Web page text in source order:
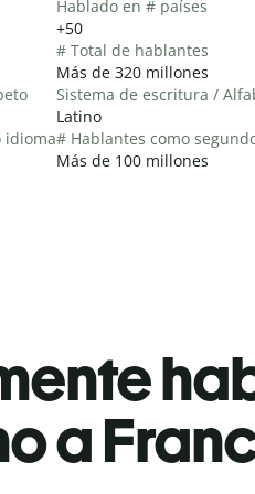
idioma
Hablado en # países
+50
# Total de hablantes
Más de 320 millones
Sistema de escritura /
Latino
# Hablantes como
Más de 100 millones
a